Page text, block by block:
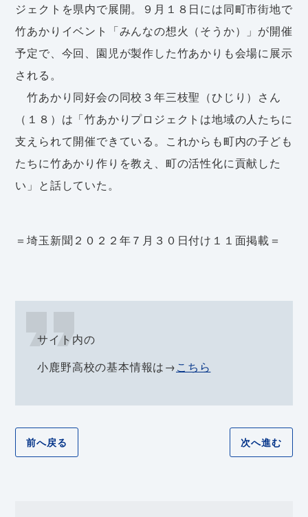
ジェクトを県内で展開。９月１８日には同町市街地で
竹あかりイベント「みんなの想火（そうか）」が開催
予定で、今回、園児が製作した竹あかりも会場に展示
される。
竹あかり同好会の同校３年三枝聖（ひじり）さん
（１８）は「竹あかりプロジェクトは地域の人たちに
支えられて開催できている。これからも町内の子ども
たちに竹あかり作りを教え、町の活性化に貢献した
い」と話していた。
＝埼玉新聞２０２２年７月３０日付け１１面掲載＝
サイト内の
小鹿野高校の基本情報は→こちら
前へ戻る 次へ進む